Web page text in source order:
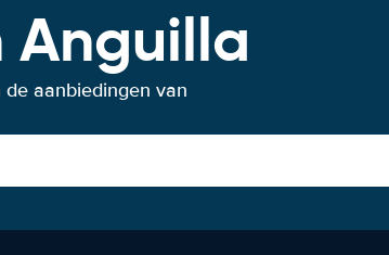
Anguilla
aanbiedingen van